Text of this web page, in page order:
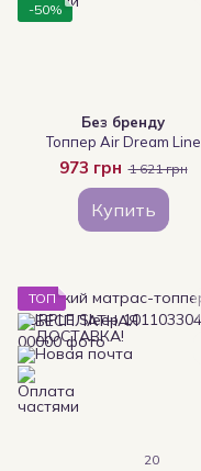
-50%
Без бренду
Топпер Air Dream Line
973 грн 1 621 грн
Купить
ТОП
20